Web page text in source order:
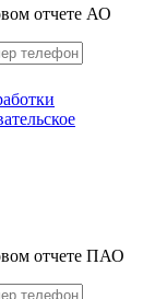
отчете АО
отчете ПАО